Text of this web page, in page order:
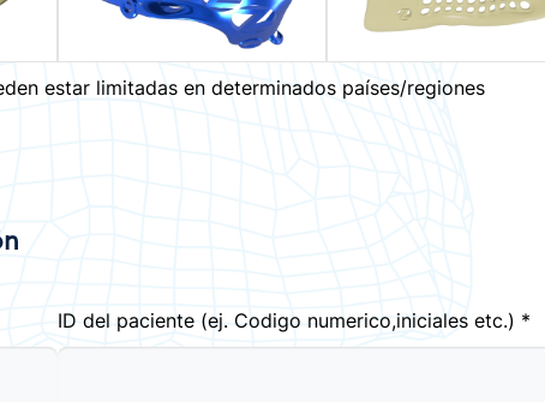
estar limitadas en determinados países/regiones
ID del paciente (ej. Codigo numerico,iniciales etc.) *